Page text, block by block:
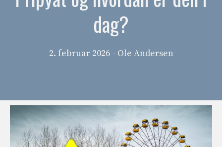
dag?
2. februar 2026 - Ole Andersen